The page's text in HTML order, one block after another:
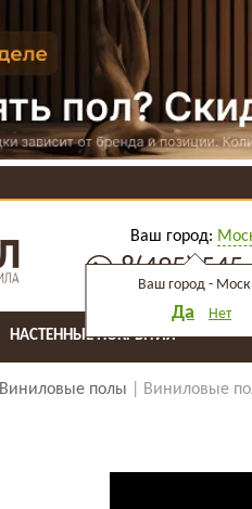
Ваш город:
Ваш город -
Да Нет
8(495)
НАСТЕННЫЕ ПОКРЫТИЯ
Виниловые полы Виниловые